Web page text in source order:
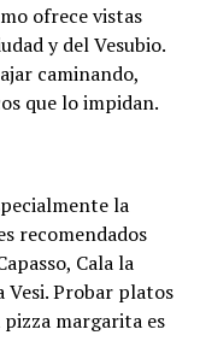
ofrece vistas
y del Vesubio.
caminando,
que lo impidan.
la
recomendados
Cala la
Vesi. Probar platos
margarita es